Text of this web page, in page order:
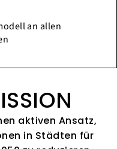
an allen
aktiven Ansatz,
in Städten für